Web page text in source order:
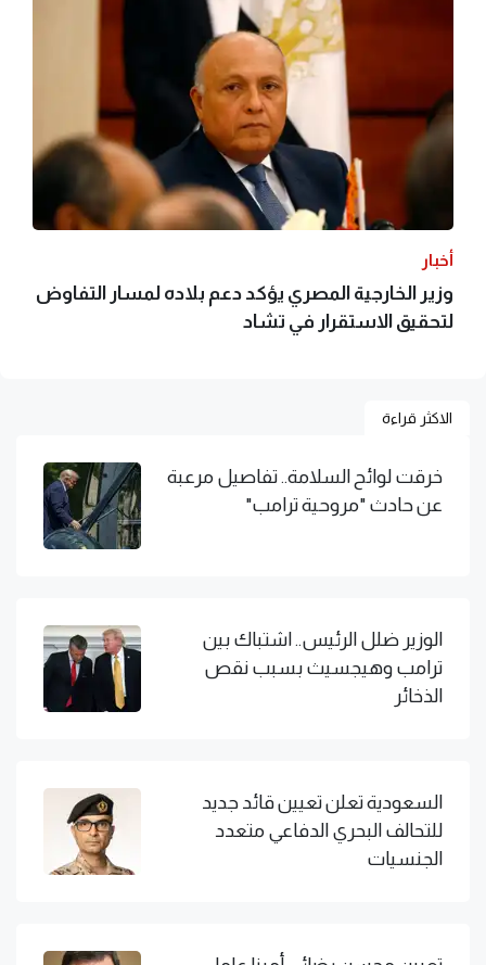
أخبار
وزير الخارجية المصري يؤكد دعم بلاده لمسار التفاوض
لتحقيق الاستقرار في تشاد
الاكثر قراءة
خرقت لوائح السلامة.. تفاصيل مرعبة
عن حادث "مروحية ترامب"
الوزير ضلل الرئيس.. اشتباك بين
ترامب وهيجسيث بسبب نقص
الذخائر
السعودية تعلن تعيين قائد جديد
للتحالف البحري الدفاعي متعدد
الجنسيات